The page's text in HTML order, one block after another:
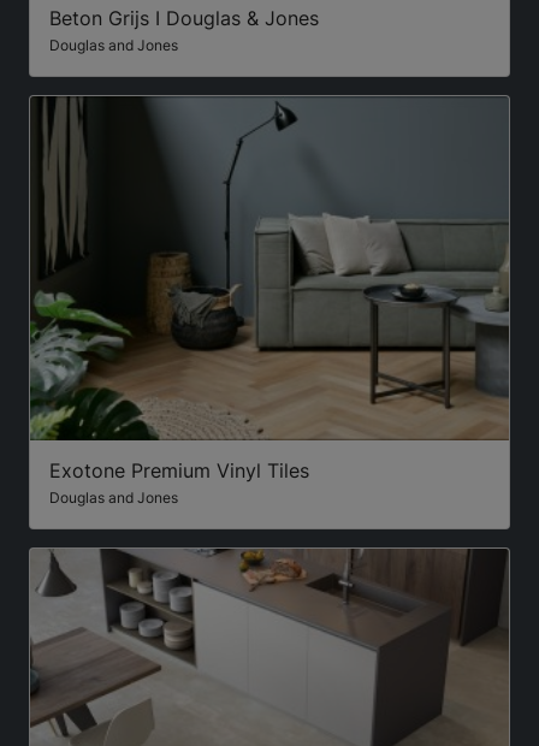
Beton Grijs I Douglas & Jones
Douglas and Jones
Exotone Premium Vinyl Tiles
Douglas and Jones